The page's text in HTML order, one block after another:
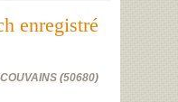
enregistré
COUVAINS(50680)